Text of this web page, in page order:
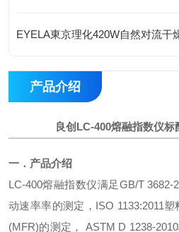
产品介绍
良创LC-400熔融指数仪标
一． 产品介绍
LC-400熔融指数仪满足GB/T 3682-
动速率率的测定， ISO 1133:2011塑
(MFR)的测定，ASTM D 1238-2010